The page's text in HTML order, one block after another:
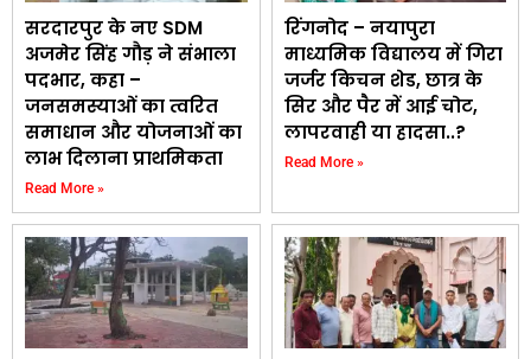
सरदारपुर के नए SDM
अजमेर सिंह गौड़ ने संभाला
पदभार, कहा –
जनसमस्याओं का त्वरित
समाधान और योजनाओं का
लाभ दिलाना प्राथमिकता
Read More »
रिंगनोद – नयापुरा
माध्यमिक विद्यालय में गिरा
जर्जर किचन शेड, छात्र के
सिर और पैर में आई चोट,
लापरवाही या हादसा..?
Read More »